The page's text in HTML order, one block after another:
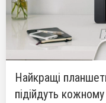
Найкращі
підійдуть